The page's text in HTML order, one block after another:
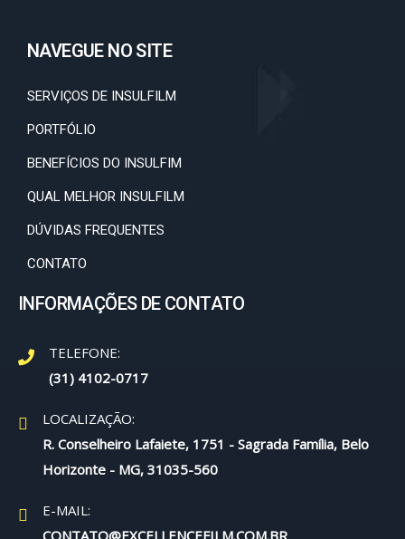
NAVEGUE NO SITE
SERVIÇOS DE INSULFILM
PORTFÓLIO
BENEFÍCIOS DO INSULFIM
QUAL MELHOR INSULFILM
DÚVIDAS FREQUENTES
CONTATO
INFORMAÇÕES DE CONTATO
TELEFONE:
(31) 4102-0717
LOCALIZAÇÃO:
R. Conselheiro Lafaiete, 1751 - Sagrada Família, Belo
Horizonte - MG, 31035-560
E-MAIL:
CONTATO@EXCELLENCEFILM.COM.BR